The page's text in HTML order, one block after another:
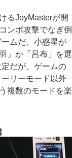
るJoyMasterが開
ンボ攻撃でなぎ倒
ムだ。小惑星が
」か「呂布」を選
だが、ゲームの
リーモード以外
複数のモードを楽